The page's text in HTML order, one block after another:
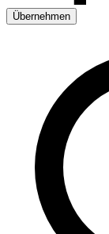
Übernehmen